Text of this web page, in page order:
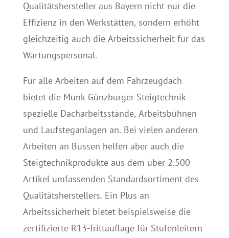
Qualitätshersteller aus Bayern nicht nur die
Effizienz in den Werkstätten, sondern erhöht
gleichzeitig auch die Arbeitssicherheit für das
Wartungspersonal.
Für alle Arbeiten auf dem Fahrzeugdach
bietet die Munk Günzburger Steigtechnik
spezielle Dacharbeitsstände, Arbeitsbühnen
und Laufsteganlagen an. Bei vielen anderen
Arbeiten an Bussen helfen aber auch die
Steigtechnikprodukte aus dem über 2.500
Artikel umfassenden Standardsortiment des
Qualitätsherstellers. Ein Plus an
Arbeitssicherheit bietet beispielsweise die
zertifizierte R13-Trittauflage für Stufenleitern